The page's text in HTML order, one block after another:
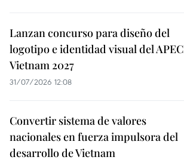
Lanzan concurso para diseño del
logotipo e identidad visual del APEC
Vietnam 2027
31/07/2026 12:08
Convertir sistema de valores
nacionales en fuerza impulsora del
desarrollo de Vietnam